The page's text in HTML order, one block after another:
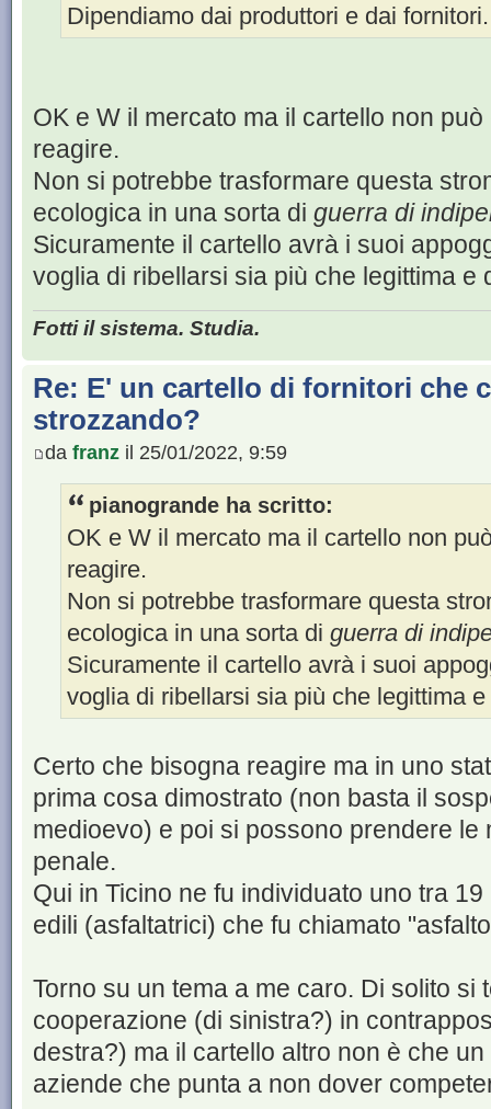
Dipendiamo dai produttori e dai fornitori.
OK e W il mercato ma il cartello non
reagire.
Non si potrebbe trasformare questa
ecologica in una sorta di guerra di
Sicuramente il cartello avrà i suoi
voglia di ribellarsi sia più che legittima e
Fotti il sistema. Studia.
Re: E' un cartello di fornitori che
strozzando?
da franz il 25/01/2022, 9:59
pianogrande ha scritto:
OK e W il mercato ma il cartello non
reagire.
Non si potrebbe trasformare questa
ecologica in una sorta di guerra di
Sicuramente il cartello avrà i suoi
voglia di ribellarsi sia più che legittima
Certo che bisogna reagire ma in uno
prima cosa dimostrato (non basta il
medioevo) e poi si possono prendere le
penale.
Qui in Ticino ne fu individuato uno tra
edili (asfaltatrici) che fu chiamato
Torno su un tema a me caro. Di solito si
cooperazione (di sinistra?) in
destra?) ma il cartello altro non è che
aziende che punta a non dover